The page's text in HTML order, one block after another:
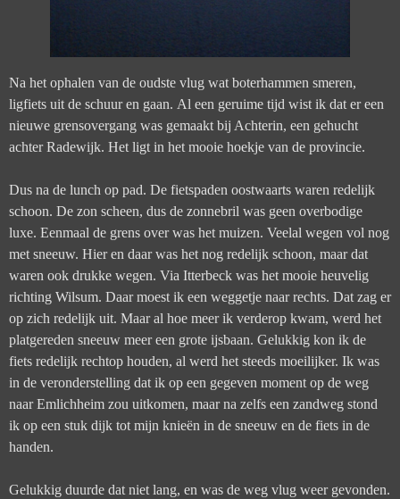
Na het ophalen van de oudste vlug wat boterhammen smeren,
ligfiets uit de schuur en gaan. Al een geruime tijd wist ik dat er een
nieuwe grensovergang was gemaakt bij Achterin, een gehucht
achter Radewijk. Het ligt in het mooie hoekje van de provincie.
Dus na de lunch op pad. De fietspaden oostwaarts waren redelijk
schoon. De zon scheen, dus de zonnebril was geen overbodige
luxe. Eenmaal de grens over was het muizen. Veelal wegen vol nog
met sneeuw. Hier en daar was het nog redelijk schoon, maar dat
waren ook drukke wegen. Via Itterbeck was het mooie heuvelig
richting Wilsum. Daar moest ik een weggetje naar rechts. Dat zag er
op zich redelijk uit. Maar al hoe meer ik verderop kwam, werd het
platgereden sneeuw meer een grote ijsbaan. Gelukkig kon ik de
fiets redelijk rechtop houden, al werd het steeds moeilijker. Ik was
in de veronderstelling dat ik op een gegeven moment op de weg
naar Emlichheim zou uitkomen, maar na zelfs een zandweg stond
ik op een stuk dijk tot mijn knieën in de sneeuw en de fiets in de
handen.
Gelukkig duurde dat niet lang, en was de weg vlug weer gevonden.